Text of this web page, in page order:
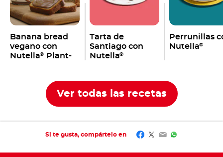
Banana bread
vegano con
Nutella® Plant-
Tarta de
Santiago con
Nutella®
Perrunillas
Nutella®
Ver todas las recetas
Si te gusta, compártelo en Facebook
Twitter
EmailWhatsApp